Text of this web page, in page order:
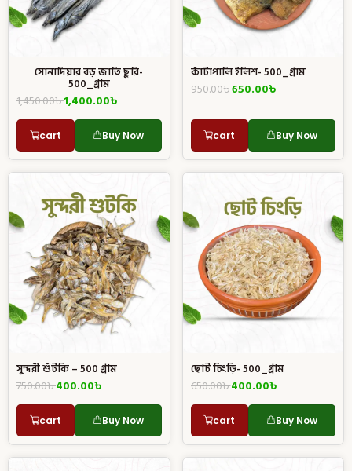
সোনাদিয়ার বড় জাতি ছুরি-
500_গ্রাম
1,450.00৳1,400.00৳
cart Buy Now
কাঁটাপালি ইলিশ- 500_গ্রাম
950.00৳650.00৳
cart Buy Now
সুন্দরী শুঁটকি – 500 গ্রাম
750.00৳400.00৳
cart Buy Now
ছোট চিংড়ি- 500_গ্রাম
650.00৳400.00৳
cart Buy Now